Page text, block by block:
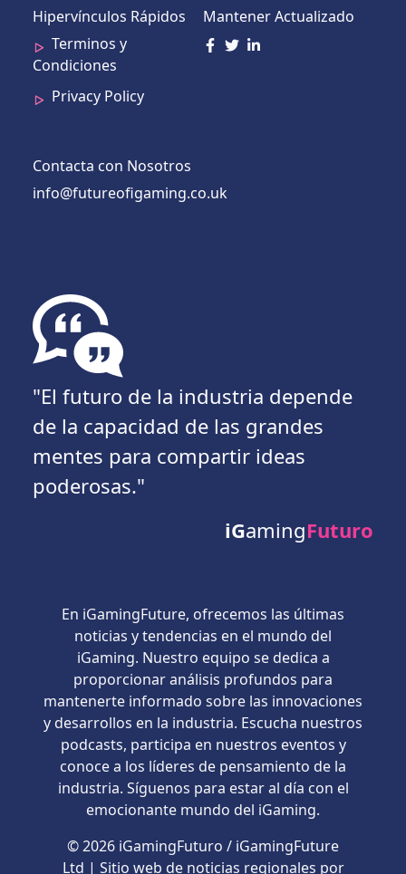
Hipervínculos Rápidos
Terminos y
Condiciones
Privacy Policy
Mantener Actualizado
Contacta con Nosotros
info@futureofigaming.co.uk
"El futuro de la industria depende
de la capacidad de las grandes
mentes para compartir ideas
poderosas."
iGamingFuturo
En iGamingFuture, ofrecemos las últimas
noticias y tendencias en el mundo del
iGaming. Nuestro equipo se dedica a
proporcionar análisis profundos para
mantenerte informado sobre las innovaciones
y desarrollos en la industria. Escucha nuestros
podcasts, participa en nuestros eventos y
conoce a los líderes de pensamiento de la
industria. Síguenos para estar al día con el
emocionante mundo del iGaming.
© 2026 iGamingFuturo / iGamingFuture
Ltd | Sitio web de noticias regionales por